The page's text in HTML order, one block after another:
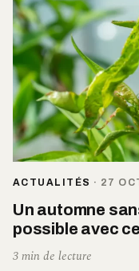
ACTUALITÉS · 27
Un automne
possible avec
3 min de lecture